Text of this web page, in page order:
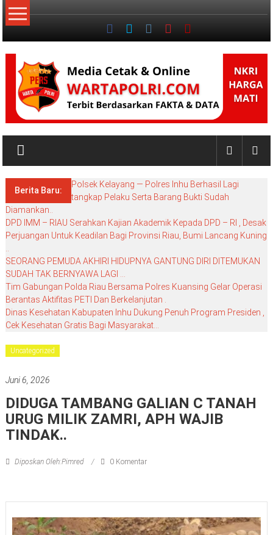
Lompat
ke
NKRI
BlogBerita Baru:
Polsek Kelayang — Polres Inhu Berhasil Lagi
tangkap Pelaku Serta Barang Bukti Sudah
Diamankan..
DPD IMM – RIAU Serahkan Kajian Akademik Kepada DPD – RI , Desak
Perjuangan Untuk Keadilan Bagi Provinsi Riau, Bumi Lancang Kuning
SEORANG PEMUDA AKHIRI HIDUPNYA GANTUNG DIRI DITEMUKAN
SUDAH TAK BERNYAWA LAGI …
Tim Gabungan Polda Riau Bersama Polres Kuansing Gelar Operasi
Berantas Aktifitas PETI Dan Berkelanjutan .
Dinas Kesehatan Kabupaten Inhu Dukung Penuh Program Presiden ,
Cek Kesehatan Gratis Bagi Masyarakat…
Uncategorized
Juni 6, 2026
DIDUGA TAMBANG GALIAN C TANAH
URUG MILIK ZAMRI, APH WAJIB
TINDAK..
Diposkan Oleh:Pimred 0 Komentar